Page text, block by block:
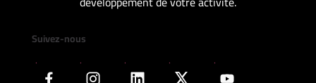
Suivez-nous